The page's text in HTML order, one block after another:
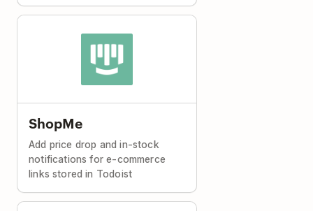
ShopMe
Add price drop and in-stock
notifications for e-commerce
links stored in Todoist